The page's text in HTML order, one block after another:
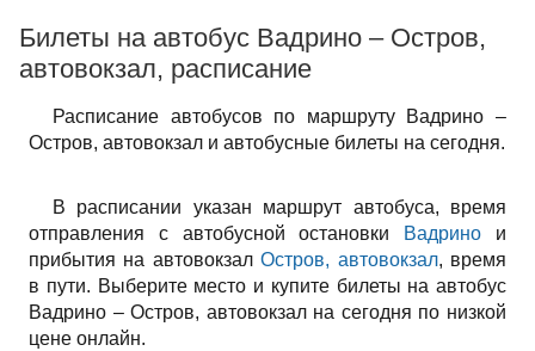
Билеты на автобус Вадрино – Остров,
автовокзал, расписание
Расписание автобусов по маршруту Вадрино –
Остров, автовокзал и автобусные билеты на сегодня.
В расписании указан маршрут автобуса, время
отправления с автобусной остановки
Вадрино и
прибытия на автовокзалОстров, автовокзал, время
в пути. Выберите место и купите билеты на автобус
Вадрино – Остров, автовокзал на сегодня по низкой
цене онлайн.